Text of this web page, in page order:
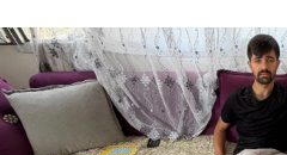
SAĞLIK
TV REHBERİ